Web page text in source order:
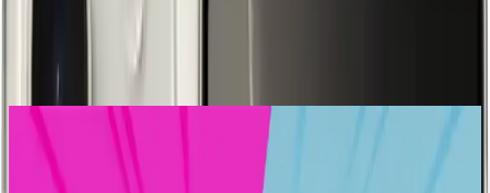
Ayrıca Bakınız
En İyi Telefon Markaları ve Kullanım Amacına
Göre Doğru Tercihler